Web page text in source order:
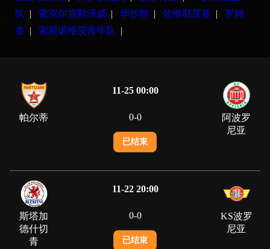
队
| 索克尔克勒泽威 | 华沙熊 | 佐维耶茨基 | 罗姆
查 | 索斯诺维茨青年队 |
11-25 00:00
帕尔蒂 0-0
阿波罗
尼亚
已结束
11-22 20:00
斯塔加
德什切
青
0-0
KS波罗
尼亚
已结束